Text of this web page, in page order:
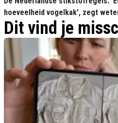
hoeveelheid vogelkak', zegt
Dit vind je